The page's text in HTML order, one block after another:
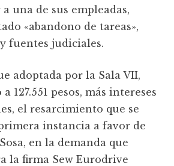
una de sus empleadas,
«abandono de tareas»,
fuentes judiciales.
adoptada por la Sala VII,
127.551 pesos, más intereses
el resarcimiento que se
instancia a favor de
en la demanda que
la firma Sew Eurodrive